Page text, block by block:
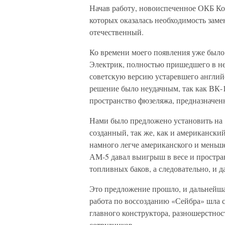
Начав работу, новоиспеченное ОКБ
которых оказалась необходимость
отечественный.
Ко времени моего появления уже
Электрик, полностью пришедшего в
советскую версию устаревшего
решение было неудачным, так как ВК-
пространство фюзеляжа,
Нами было предложено установить
созданный, так же, как и
намного легче американского и
АМ-5 давал выигрыш в весе и
топливных баков, а следовательно, и
Это предложение прошло, и
работа по воссозданию «Сейбра» шла
главного конструктора,